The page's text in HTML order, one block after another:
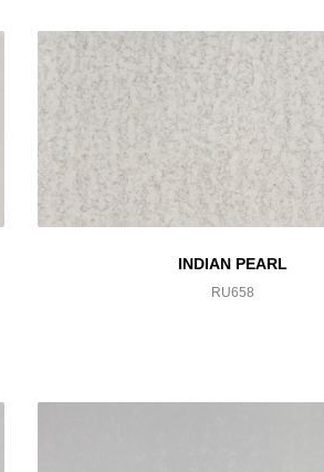
INDIAN PEARL
RU658